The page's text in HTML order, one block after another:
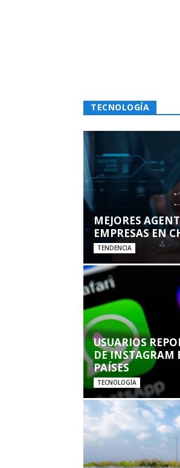
TECNOLOGÍA
MEJORES
EMPRESAS EN
TENDENCIA
USUARIOS
DE INSTAGRAM
PAÍSES
TECNOLOGÍA